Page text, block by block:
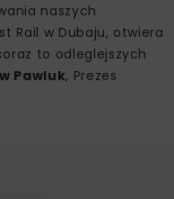
naszych
Rail w Dubaju, otwiera
to odleglejszych
Pawluk, Prezes